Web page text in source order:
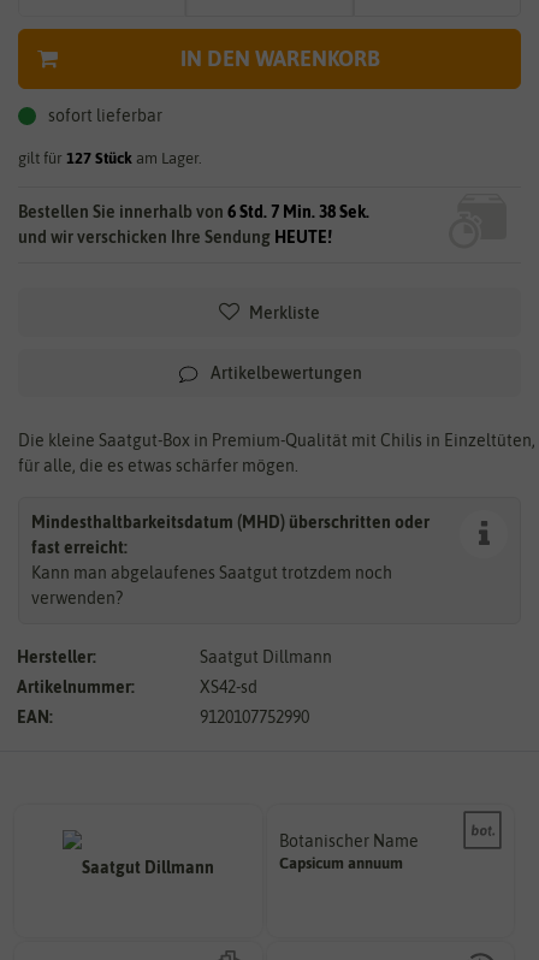
IN DEN WARENKORB
sofort lieferbar
gilt für 127 Stück am Lager.
Bestellen Sie innerhalb von 6 Std. 7 Min. 37 Sek.
und wir verschicken Ihre Sendung HEUTE!
Merkliste
Artikelbewertungen
Die kleine Saatgut-Box in Premium-Qualität mit Chilis in Einzeltüten,
für alle, die es etwas schärfer mögen.
Mindesthaltbarkeitsdatum (MHD) überschritten oder
fast erreicht:
Kann man abgelaufenes Saatgut trotzdem noch
verwenden?
Hersteller:
Saatgut Dillmann
Artikelnummer:
XS42-sd
EAN:
9120107752990
Botanischer Name
Capsicum annuum
Namen zur eindeutigen
Bestimmung der Pflanze.